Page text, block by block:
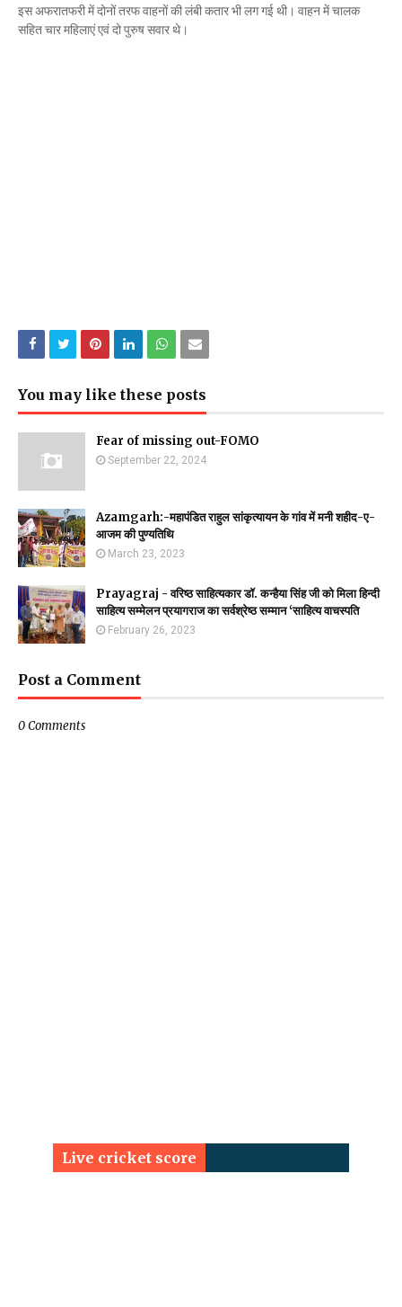
इस अफरातफरी में दोनों तरफ वाहनों की लंबी कतार भी लग गई थी। वाहन में चालक
सहित चार महिलाएं एवं दो पुरुष सवार थे।
You may like these posts
Fear of missing out-FOMO
September 22, 2024
Azamgarh:-महापंडित राहुल सांकृत्यायन के गांव में मनी शहीद-ए-
आजम की पुण्यतिथि
March 23, 2023
Prayagraj - वरिष्ठ साहित्यकार डॉ. कन्हैया सिंह जी को मिला हिन्दी
साहित्य सम्मेलन प्रयागराज का सर्वश्रेष्ठ सम्मान ‘साहित्य वाचस्पति
February 26, 2023
Post a Comment
0 Comments
Live cricket score